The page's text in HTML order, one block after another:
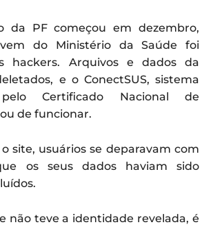
da PF começou em dezembro,
do Ministério da Saúde foi
hackers. Arquivos e dados da
e o ConectSUS, sistema
pelo Certificado Nacional de
de funcionar.
site, usuários se deparavam com
os seus dados haviam sido
não teve a identidade revelada, é